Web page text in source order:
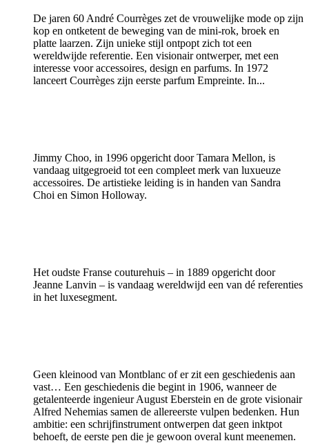
De jaren 60 André Courrèges zet de vrouwelijke mode op zijn
kop en ontketent de beweging van de mini-rok, broek en
platte laarzen. Zijn unieke stijl ontpopt zich tot een
wereldwijde referentie. Een visionair ontwerper, met een
interesse voor accessoires, design en parfums. In 1972
lanceert Courrèges zijn eerste parfum Empreinte. In...
Jimmy Choo, in 1996 opgericht door Tamara Mellon, is
vandaag uitgegroeid tot een compleet merk van luxueuze
accessoires. De artistieke leiding is in handen van Sandra
Choi en Simon Holloway.
Het oudste Franse couturehuis – in 1889 opgericht door
Jeanne Lanvin – is vandaag wereldwijd een van dé referenties
in het luxesegment.
Geen kleinood van Montblanc of er zit een geschiedenis aan
vast… Een geschiedenis die begint in 1906, wanneer de
getalenteerde ingenieur August Eberstein en de grote visionair
Alfred Nehemias samen de allereerste vulpen bedenken. Hun
ambitie: een schrijfinstrument ontwerpen dat geen inktpot
behoeft, de eerste pen die je gewoon overal kunt meenemen.